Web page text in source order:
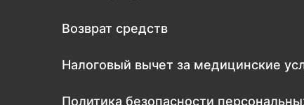
Возврат средств
Налоговый вычет за медицинские
Политика безопасности